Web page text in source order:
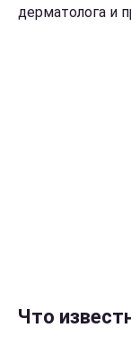
дерматолога и
Что